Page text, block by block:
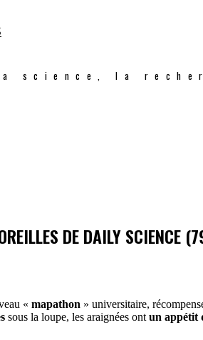
science, la
DE DAILY SCIENCE
« mapathon » universitaire,
sous la loupe, les araignées ont un appétit